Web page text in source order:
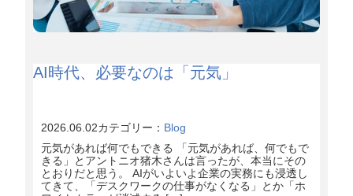
AI時代、必要なのは「元気」
2026.06.02カテゴリー： Blog
元気があれば何でもできる 「元気があれば、何でもで
きる」とアントニオ猪木さんは言ったが、本当にその
とおりだと思う。 AIがいよいよ企業の実務にも浸透し
てきて、「デスクワークの仕事がなくなる」とか「ホ